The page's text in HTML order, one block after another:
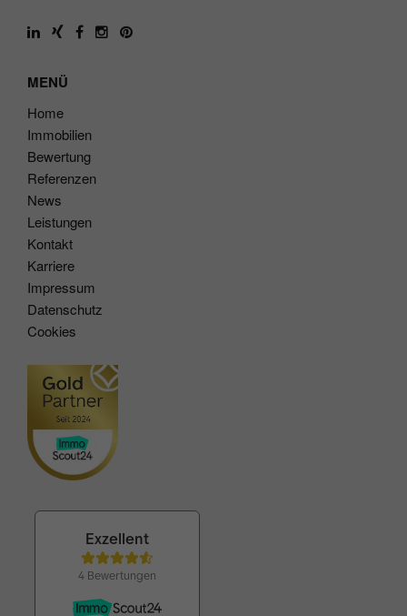
MENÜ
Home
Immobilien
Bewertung
Referenzen
News
Leistungen
Kontakt
Karriere
Impressum
Datenschutz
Cookies